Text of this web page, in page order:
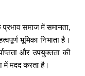
समाज में समानता,
भूमिका निभाता है।
और उपयुक्तता की
में मदद करता है।